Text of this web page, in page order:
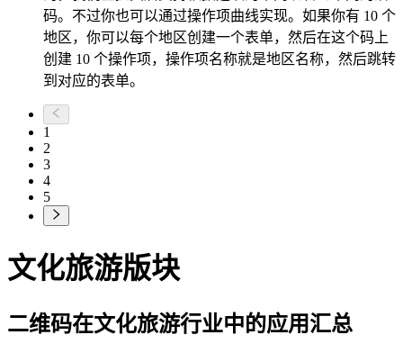
码。不过你也可以通过操作项曲线实现。如果你有 10 个
地区，你可以每个地区创建一个表单，然后在这个码上
创建 10 个操作项，操作项名称就是地区名称，然后跳转
到对应的表单。
1
2
3
4
5
文化旅游版块
二维码在文化旅游行业中的应用汇总